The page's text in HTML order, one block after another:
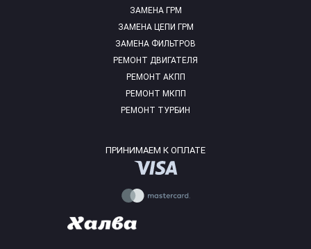
ЗАМЕНА ГРМ
ЗАМЕНА ЦЕПИ ГРМ
ЗАМЕНА ФИЛЬТРОВ
РЕМОНТ ДВИГАТЕЛЯ
РЕМОНТ АКПП
РЕМОНТ МКПП
РЕМОНТ ТУРБИН
ПРИНИМАЕМ К ОПЛАТЕ